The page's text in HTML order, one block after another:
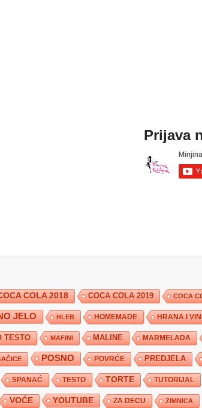
Prijava
COLA 2018 COCA COLA 2019 COCA
JELO HLEB HOMEMADE HRANA I
TESTO MAFINI MALINE MARMELADA
POSNO POVRĆE PREDJELA
SPANAĆ TESTO TORTE TUTORIJAL
VOĆE YOUTUBE ZA DECU ZIMNICA